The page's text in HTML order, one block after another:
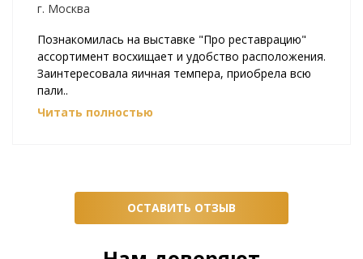
г. Москва
Познакомилась на выставке "Про реставрацию"
ассортимент восхищает и удобство расположения.
Заинтересовала яичная темпера, приобрела всю
пали..
Читать полностью
ОСТАВИТЬ ОТЗЫВ